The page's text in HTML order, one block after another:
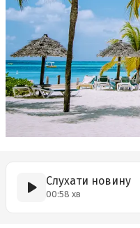
Слухати новину
00:58 хв